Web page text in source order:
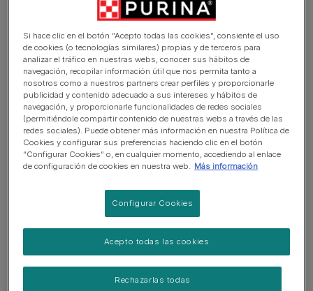
Cardiología
Ver más
Si hace clic en el botón “Acepto todas las cookies”, consiente el uso
de cookies (o tecnologías similares) propias y de terceros para
analizar el tráfico en nuestras webs, conocer sus hábitos de
navegación, recopilar información útil que nos permita tanto a
nosotros como a nuestros partners crear perfiles y proporcionarle
publicidad y contenido adecuado a sus intereses y hábitos de
navegación, y proporcionarle funcionalidades de redes sociales
(permitiéndole compartir contenido de nuestras webs a través de las
redes sociales). Puede obtener más información en nuestra Política de
Cookies y configurar sus preferencias haciendo clic en el botón
“Configurar Cookies” o, en cualquier momento, accediendo al enlace
de configuración de cookies en nuestra web. Más información
Configurar Cookies
Rechazarlas todas
Acepto todas las cookies